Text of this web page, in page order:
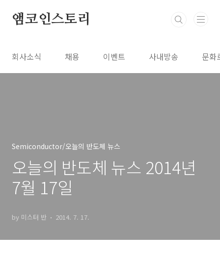
앰코인스토리
회사소식 채용 이벤트 사내방송 문화
Semiconductor/오늘의 반도체 뉴스
오늘의 반도체 뉴스 2014년
7월 17일
by 미스터 반 2014. 7. 17.